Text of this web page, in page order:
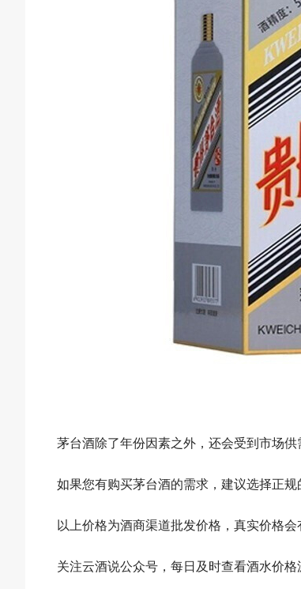
茅台酒除了年份因素之外，还会受到市场
如果您有购买茅台酒的需求，建议选择正
以上价格为酒商渠道批发价格，真实价格会
关注云酒说公众号，每日及时查看酒水价格